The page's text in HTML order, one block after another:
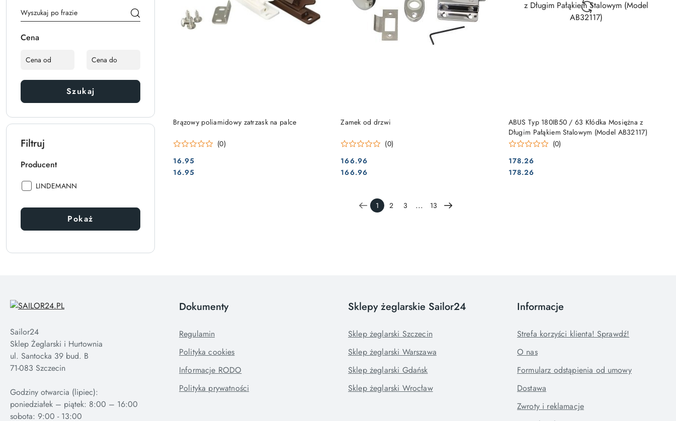
Cena
Szukaj
Filtruj
Producent
Producent:
LINDEMANN
Pokaż
Brązowy poliamidowy zatrzask na palce
(0)
Cena:
16.95
Cena:
16.95
DO KOSZYKA Zamek od drzwi
(0)
Cena:
166.96
Cena:
166.96
ABUS Typ 180IB50 / 63 Kłódka Mosiężna z
Długim Pałąkiem Stalowym (Model AB32117)
(0)
Cena:
178.26
Cena:
178.26
DO KOSZYKA
1 2 3 ... 13
Sailor24
Sklep Żeglarski i Hurtownia
ul. Santocka 39 bud. B
71-083 Szczecin
Godziny otwarcia (lipiec):
poniedziałek – piątek: 8:00 – 16:00
Dokumenty
Regulamin
Polityka cookies
Informacje RODO
Polityka prywatności
Sklepy żeglarskie Sailor24
Sklep żeglarski Szczecin
Sklep żeglarski Warszawa
Sklep żeglarski Gdańsk
Sklep żeglarski Wrocław
Informacje
Strefa korzyści klienta! Sprawdź!
O nas
Formularz odstąpienia od umowy
Dostawa
Zwroty i reklamacje